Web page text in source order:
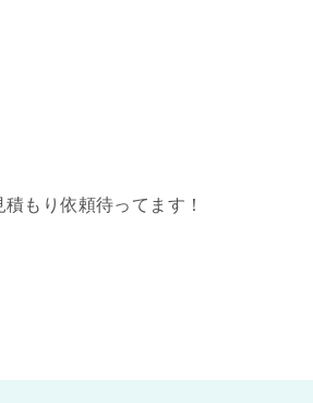
積もり依頼待ってます！